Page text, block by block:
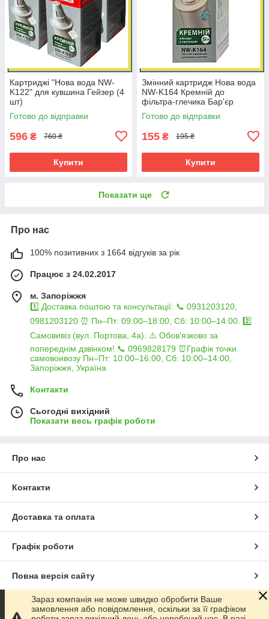
Картриджі "Нова вода NW-
K122" для кувшина Гейзер (4
шт)
Готово до відправки
596 ₴ 760 ₴
Купити
Змінний картридж Нова вода
NW-K164 Кремній до
фільтра-глечика Бар'єр
(Україна)
Готово до відправки
155 ₴ 195 ₴
Купити
Показати ще
Про нас
100% позитивних з 1664 відгуків за рік
Працює з 24.02.2017
м. Запоріжжя
1️⃣ Доставка поштою та консультації: 📞 0931203120,
0981203120 ⏰ Пн–Пт: 09:00–18:00, Сб: 10:00–14:00. 2️⃣
Самовивіз (вул. Портова, 4а): ⚠️ Обов'язково за
попереднім дзвінком! 📞 0969828179 ⏰Графік точки
самовоивозу Пн–Пт: 10:00–16:00, Сб: 10:00–14:00,
Запоріжжя, Україна
Контакти
Сьогодні вихідний
Показати весь графік роботи
Про нас
Контакти
Доставка та оплата
Графік роботи
Повна версія сайту
Сайт створено на маркетплейсіProm.ua
Зараз компанія не може швидко обробити Ваше
замовлення або повідомлення, оскільки за її графіком